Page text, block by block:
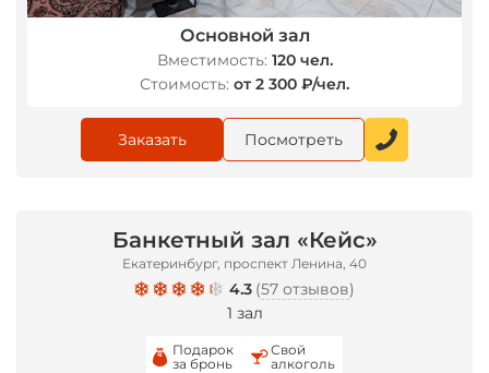
Основной зал
Вместимость: 120 чел.
Стоимость: от 2 300 ₽/чел.
Заказать Посмотреть
Банкетный зал «Кейс»
Екатеринбург, проспект Ленина, 40
4.3 (57 отзывов)
1 зал
Подарок
за бронь
Свой
алкоголь